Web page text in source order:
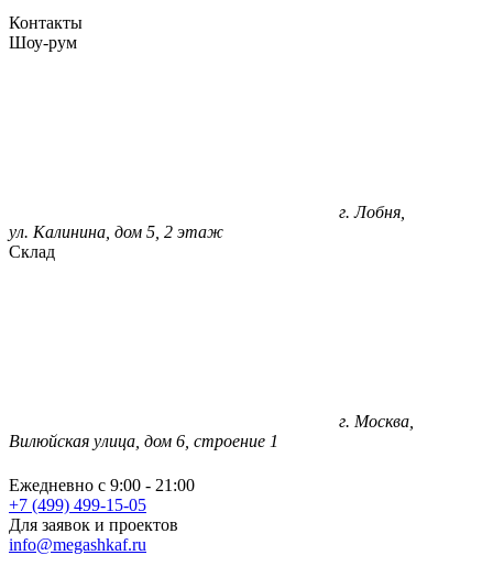
Контакты
Шоу-рум
г. Лобня,
ул. Калинина, дом 5, 2 этаж
Склад
г. Москва,
Вилюйская улица, дом 6, строение 1
Ежедневно с 9:00 - 21:00
+7 (499) 499-15-05
Для заявок и проектов
info@megashkaf.ru